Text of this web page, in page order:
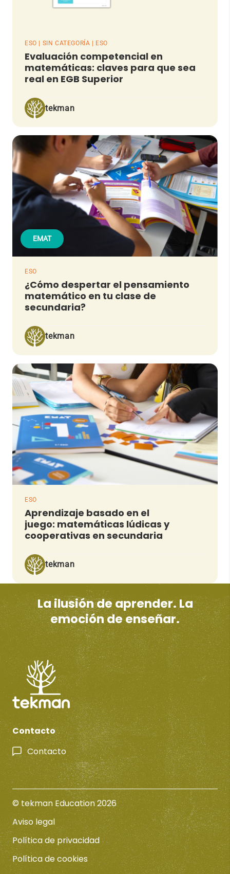
ESO | SIN CATEGORÍA | ESO
Evaluación competencial en
matemáticas: claves para que sea
real en EGB Superior
tekman
EMAT
ESO
¿Cómo despertar el pensamiento
matemático en tu clase de
secundaria?
tekman
ESO
Aprendizaje basado en el
juego: matemáticas lúdicas y
cooperativas en secundaria
tekman
La ilusión de aprender. La
emoción de enseñar.
Contacto
Contacto
© tekman Education 2026
Aviso legal
Política de privacidad
Política de cookies